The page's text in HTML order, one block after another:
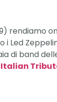
rendiamo
Led
di band
Italian